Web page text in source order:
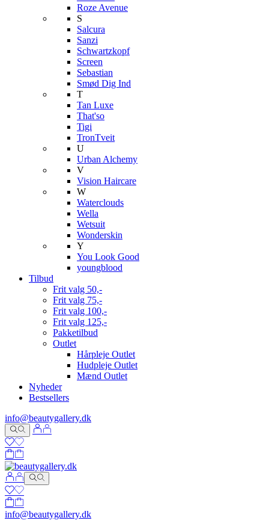
Roze Avenue
S
Salcura
Sanzi
Schwartzkopf
Screen
Sebastian
Smød Dig Ind
T
Tan Luxe
That'so
Tigi
TronTveit
U
Urban Alchemy
V
Vision Haircare
W
Waterclouds
Wella
Wetsuit
Wonderskin
Y
You Look Good
youngblood
Tilbud
Frit valg 50,-
Frit valg 75,-
Frit valg 100,-
Frit valg 125,-
Pakketilbud
Outlet
Hårpleje Outlet
Hudpleje Outlet
Mænd Outlet
Nyheder
Bestsellers
info@beautygallery.dk
info@beautygallery.dk